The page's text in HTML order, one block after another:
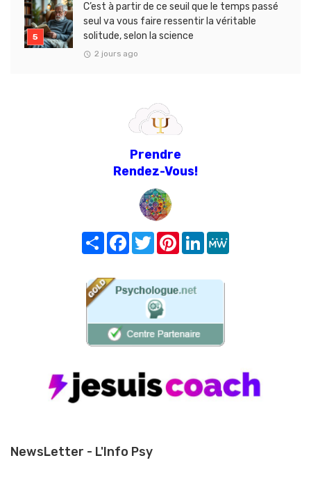
C’est à partir de ce seuil que le temps passé
seul va vous faire ressentir la véritable
solitude, selon la science
2 jours ago
Prendre
Rendez-Vous!
Share FacebookTwitterPinterest
LinkedIn
NewsLetter - L'Info Psy